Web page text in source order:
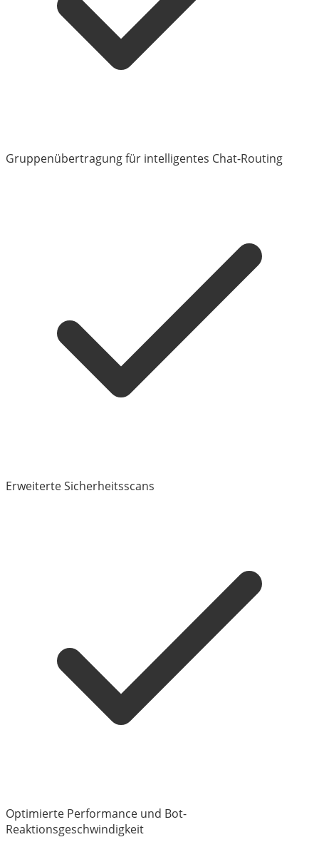
Gruppenübertragung für intelligentes Chat-Routing
Erweiterte Sicherheitsscans
Optimierte Performance und Bot-
Reaktionsgeschwindigkeit